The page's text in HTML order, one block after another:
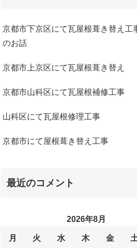
京都市下京区にて瓦屋根葺き替え工
のお話
京都市上京区にて瓦屋根葺き替え
京都市山科区にて瓦屋根補修工事
山科区にて瓦屋根修理工事
京都市にて屋根葺き替え工事
最近のコメント
2026年8月
月 火 水 木 金